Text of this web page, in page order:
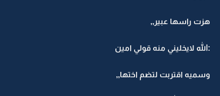
هزت راسها عبير,,
:الله لايخليني منه قولي امين
وسميه اقتربت لتضم اختها,,